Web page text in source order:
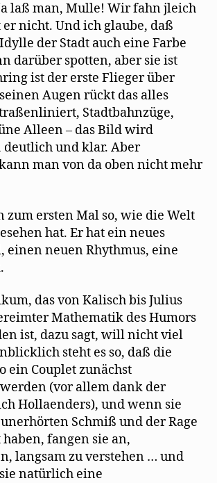
laß man, Mulle! Wir fahn jleich
er nicht. Und ich glaube, daß
der Stadt auch eine Farbe
darüber spotten, aber sie ist
ist der erste Flieger über
Augen rückt das alles
Stadtbahnzüge,
Alleen – das Bild wird
und klar. Aber
man von da oben nicht mehr
zum ersten Mal so, wie die Welt
hat. Er hat ein neues
einen neuen Rhythmus, eine
das von Kalisch bis Julius
Mathematik des Humors
ist, dazu sagt, will nicht viel
steht es so, daß die
ein Couplet zunächst
(vor allem dank der
Hollaenders), und wenn sie
Schmiß und der Rage
fangen sie an,
langsam zu verstehen … und
natürlich eine